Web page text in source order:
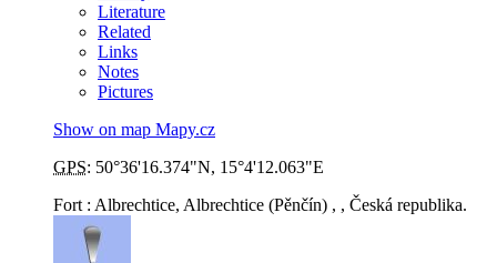
Literature
Related
Links
Notes
Pictures
Show on map Mapy.cz
GPS: 50°36'16.374"N, 15°4'12.063"E
Fort : Albrechtice, Albrechtice (Pěnčín) , , Česká republika.